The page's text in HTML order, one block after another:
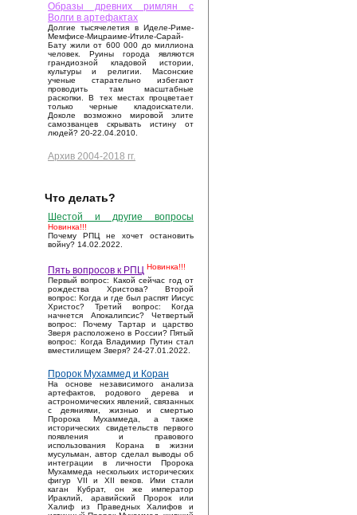
Образы древних римлян с
Волги в артефактах
Долгие тысячелетия в Иделе-Риме-
Мемфисе-Мицраиме-Итиле-Сарай-
Бату жили от 600 000 до миллиона
человек. Руины города являются
грандиозной кладовой истории,
культуры и религии. Масонские
ученые старательно избегают
проводить там масштабные
раскопки. В тех местах процветает
только черные кладоискатели.
Доколе возможно мировой элите
самозванцев скрывать истину от
людей? 20-22.04.2010.
Архив 2004-2018 гг.
Что делать?
Шестой и другие вопросы
Новинка!!!
Почему РПЦ не хочет остановить
войну? 14.02.2022.
Пять вопросов к РПЦ Новинка!!!
Первый вопрос: Какой сейчас год от
рождества Христова? Второй
вопрос: Когда и где был распят Иисус
Христос? Третий вопрос: Когда
начнется Апокалипсис? Четвертый
вопрос: Почему Тартар и царство
Зверя расположено в России? Пятый
вопрос: Когда Владимир Путин стал
вместилищем Зверя? 24-27.01.2022.
Пророк Мухаммед и Коран
На основе независимого анализа
артефактов, родового дерева и
астрономических явлений, связанных
с деяниями, жизнью и смертью
Пророка Мухаммеда, а также
исторических свидетельств первого
появления и правового
использования Корана в жизни
мусульман, автор сделал выводы об
интеграции в личности Пророка
Мухаммеда нескольких исторических
фигур VII и XII веков. Ими стали
каган Кубрат, он же император
Ираклий, аравийский Пророк или
Халиф из Праведных Халифов и